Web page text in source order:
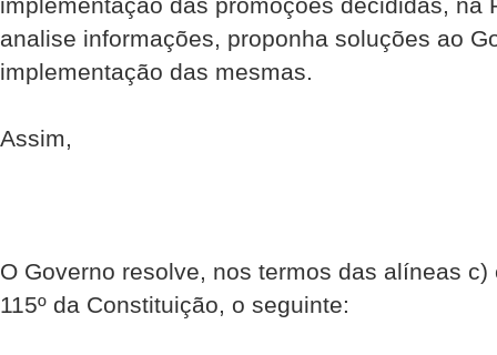
analise informações, proponha soluções ao
implementação das mesmas.
Assim,
O Governo resolve, nos termos das alíneas c)
115º da Constituição, o seguinte: